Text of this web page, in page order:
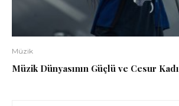
Müzik
Müzik Dünyasının Güçlü ve Cesur